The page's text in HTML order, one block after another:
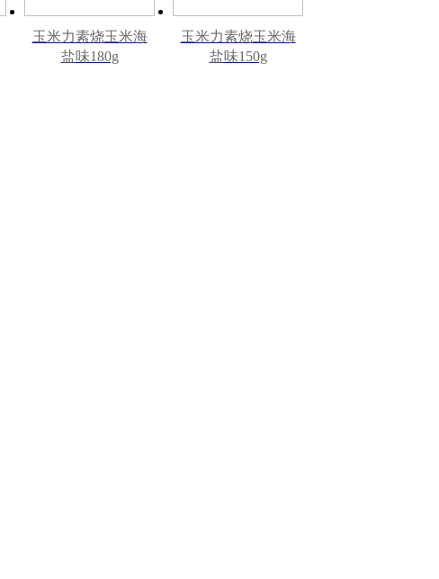
玉米力素烧玉米海
盐味180g
玉米力素烧玉米海
盐味150g